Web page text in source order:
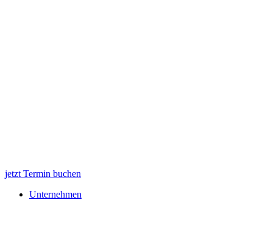
jetzt Termin buchen
Unternehmen